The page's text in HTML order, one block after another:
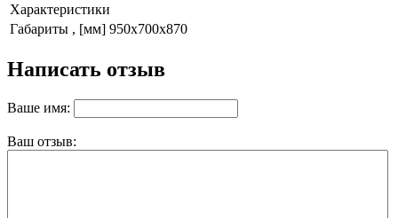
Характеристики
Габариты , [мм] 950x700x870
Написать отзыв
Ваше имя:
Ваш отзыв: